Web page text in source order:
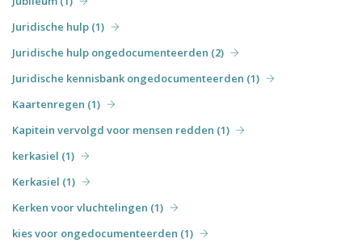
Juridische hulp (1)
Juridische hulp ongedocumenteerden (2)
Juridische kennisbank ongedocumenteerden (1)
Kaartenregen (1)
Kapitein vervolgd voor mensen redden (1)
kerkasiel (1)
Kerkasiel (1)
Kerken voor vluchtelingen (1)
kies voor ongedocumenteerden (1)